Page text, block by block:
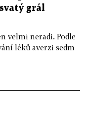
grál
velmi neradi. Podle
léků averzi sedm